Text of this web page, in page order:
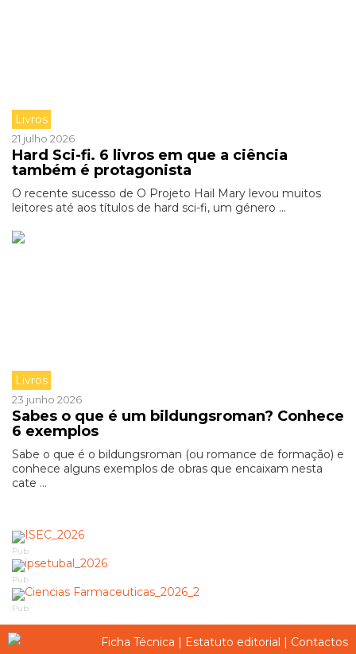
Livros
21 julho 2026
Hard Sci-fi. 6 livros em que a ciência
também é protagonista
O recente sucesso de O Projeto Hail Mary levou muitos
leitores até aos títulos de hard sci-fi, um género ...
Livros
23 junho 2026
Sabes o que é um bildungsroman? Conhece
6 exemplos
Sabe o que é o bildungsroman (ou romance de formação) e
conhece alguns exemplos de obras que encaixam nesta
cate ...
Pub
Pub
Pub
Ficha Técnica | Estatuto editorial | Contactos